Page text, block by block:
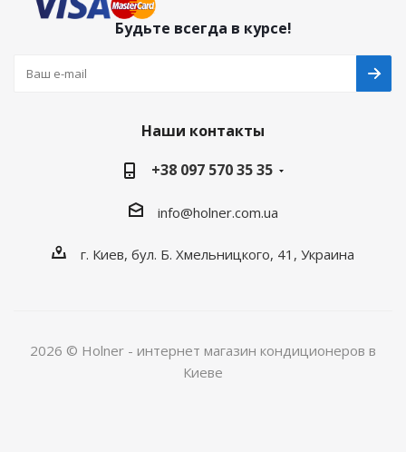
Будьте всегда в курсе!
Наши контакты
+38 097 570 35 35
info@holner.com.ua
г. Киев, бул. Б. Хмельницкого, 41, Украина
2026 © Holner - интернет магазин кондиционеров в
Киеве